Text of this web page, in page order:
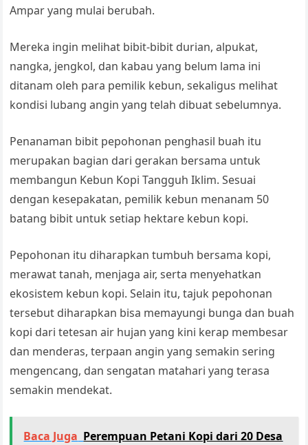
Ampar yang mulai berubah.
Mereka ingin melihat bibit-bibit durian, alpukat,
nangka, jengkol, dan kabau yang belum lama ini
ditanam oleh para pemilik kebun, sekaligus melihat
kondisi lubang angin yang telah dibuat sebelumnya.
Penanaman bibit pepohonan penghasil buah itu
merupakan bagian dari gerakan bersama untuk
membangun Kebun Kopi Tangguh Iklim. Sesuai
dengan kesepakatan, pemilik kebun menanam 50
batang bibit untuk setiap hektare kebun kopi.
Pepohonan itu diharapkan tumbuh bersama kopi,
merawat tanah, menjaga air, serta menyehatkan
ekosistem kebun kopi. Selain itu, tajuk pepohonan
tersebut diharapkan bisa memayungi bunga dan buah
kopi dari tetesan air hujan yang kini kerap membesar
dan menderas, terpaan angin yang semakin sering
mengencang, dan sengatan matahari yang terasa
semakin mendekat.
Baca Juga Perempuan Petani Kopi dari 20 Desa